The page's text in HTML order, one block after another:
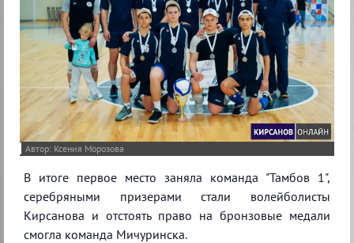
Ксения Морозова
В итоге первое место заняла команда "Тамбов 1",
серебряными призерами стали волейболисты
Кирсанова и отстоять право на бронзовые медали
смогла команда Мичуринска.